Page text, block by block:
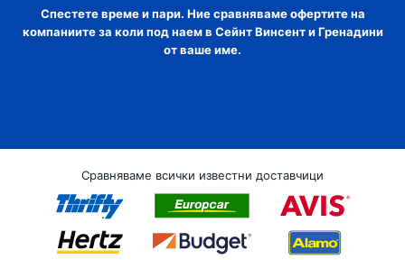
Спестете време и пари. Ние сравняваме офертите на
компаниите за коли под наем в Сейнт Винсент и Гренадини
от ваше име.
Сравняваме всички известни доставчици